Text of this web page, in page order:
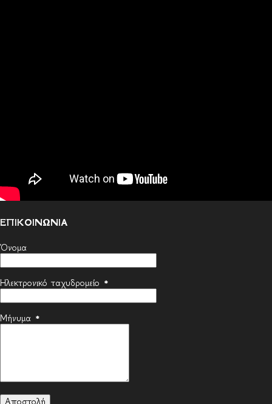
ΕΠΙΚΟΙΝΩΝΙΑ
Όνομα
Ηλεκτρονικό ταχυδρομείο *
Μήνυμα *